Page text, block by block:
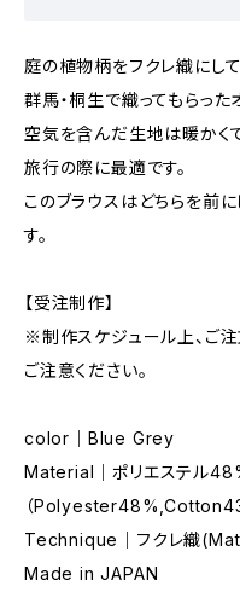
庭の植物柄をフクレ織にし
群馬・桐生で織ってもらった
空気を含んだ生地は暖かく
旅行の際に最適です。
このブラウスはどちらを前
す。
【受注制作】
※制作スケジュール上、ご
ご注意ください。
color｜Blue Grey
Material｜ポリエステル
（
Technique｜フクレ織
Made in JAPAN